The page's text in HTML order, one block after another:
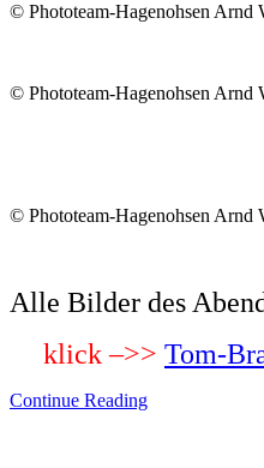
© Phototeam-Hagenohsen Arnd
© Phototeam-Hagenohsen Arnd
© Phototeam-Hagenohsen Arnd
Alle Bilder des
klick –>> Tom-
Continue Reading